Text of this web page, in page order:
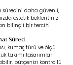
sürecini daha güvenli,
estetik beklentinizi
bilinçli bir tercih
Süreci
kumaş türü ve ölçü
takımı tasarımları
bütçenizi kontrollü